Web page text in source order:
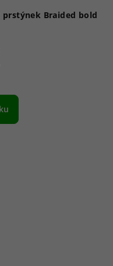
prstýnek Braided bold